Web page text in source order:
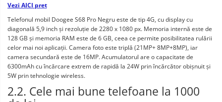
Vezi AICI preț
Telefonul mobil Doogee S68 Pro Negru este de tip 4G, cu display cu
diagonală 5,9 inch și rezoluție de 2280 x 1080 px. Memoria internă este de
128 GB și memoria RAM este de 6 GB, ceea ce permite posibilitatea rulării
celor mai noi aplicații. Camera foto este triplă (21MP+ 8MP+8MP), iar
camera secundară este de 16MP. Acumulatorul are o capacitate de
6300mAh cu încărcare extrem de rapidă la 24W prin încărcător obișnuit și
5W prin tehnologie wireless.
2.2. Cele mai bune telefoane la 1000